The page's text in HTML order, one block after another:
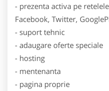
- prezenta activa pe
Facebook, Twitter,
- suport tehnic
- adaugare oferte speciale
- hosting
- mentenanta
- pagina proprie